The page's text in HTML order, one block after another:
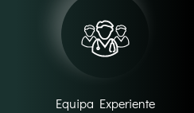
Equipa Experiente